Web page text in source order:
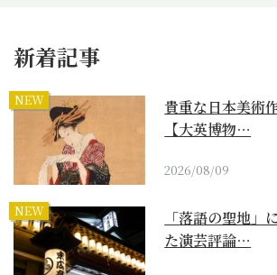
新着記事
NEW
貴重な日本美術
【大英博物…
2026/08/09
NEW
「落語の聖地」
た演芸評論…